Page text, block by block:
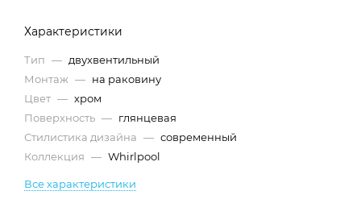
Характеристики
Тип — двухвентильный
Монтаж — на раковину
Цвет — хром
Поверхность — глянцевая
Стилистика дизайна — современный
Коллекция — Whirlpool
Все характеристики